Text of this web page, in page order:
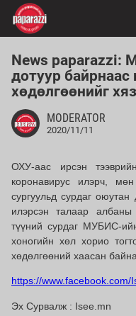
News paparazzi:
дотуур байрнаас
хөдөлгөөнийг
MODERATOR
2020/11/11
ОХУ-аас ирсэн
коронавирус илэрч,
сургуульд сурдаг оюутан
илэрсэн талаар
түүний сурдаг МУБИС-
хоногийн хөл хорио
хөдөлгөөний хаасан байна.
https://www.facebook.com/
Эх Сурвалж : Isee.mn